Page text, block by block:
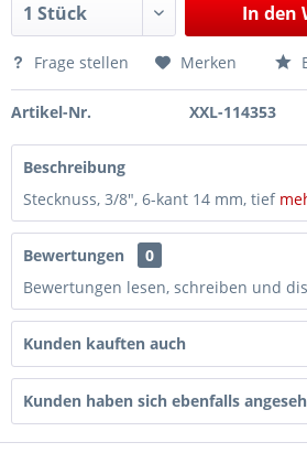
In den
Frage stellen Merken
Artikel-Nr. XXL-114353
Beschreibung
Stecknuss, 3/8", 6-kant 14 mm, tief
Bewertungen
0
Bewertungen lesen, schreiben und
Kunden kauften auch
Kunden haben sich ebenfalls